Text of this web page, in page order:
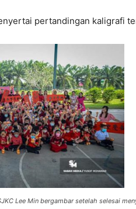
pertandingan kaligrafi
Lee Min bergambar setelah selesai